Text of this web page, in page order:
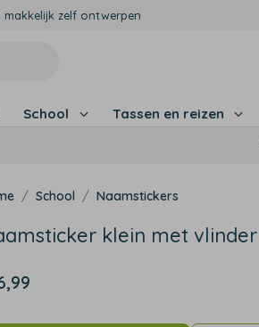
makkelijk zelf ontwerpen
School Tassen en reizen
School Naamstickers
klein met vlinder